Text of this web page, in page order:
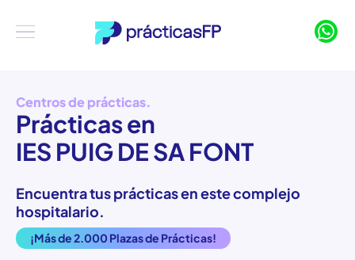
Centros de prácticas.
Prácticas en
IES PUIG DE SA FONT
Encuentra tus prácticas en este complejo
hospitalario.
¡Más de 2.000 Plazas de Prácticas!